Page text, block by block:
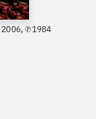
℗1984